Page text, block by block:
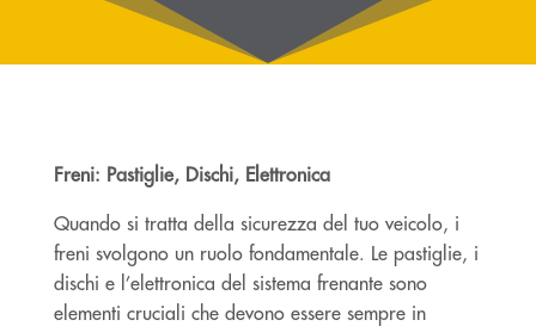
Freni: Pastiglie, Dischi, Elettronica
Quando si tratta della sicurezza del tuo veicolo, i
freni svolgono un ruolo fondamentale. Le pastiglie, i
dischi e l’elettronica del sistema frenante sono
elementi cruciali che devono essere sempre in